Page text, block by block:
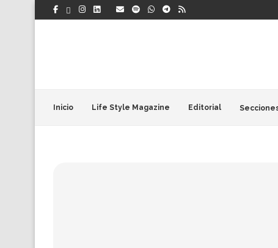
Inicio Life Style Magazine Editorial